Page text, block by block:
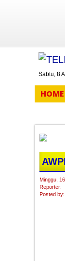
Sabtu, 8
HOME
Minggu,
Reporter:
Posted